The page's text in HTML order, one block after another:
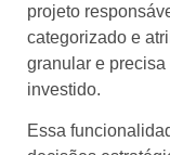
projeto
categorizado e
granular e
investido.
Essa